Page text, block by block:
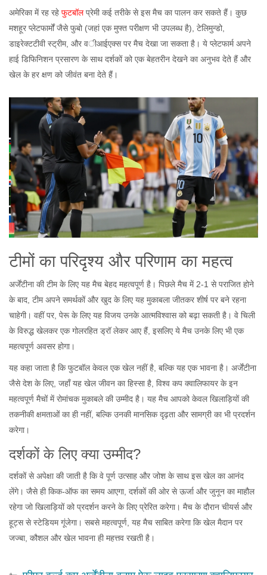
अमेरिका में रह रहे फुटबॉलप्रेमी कई तरीके से इस मैच का पालन कर सकते हैं। कुछ
मशहूर प्लेटफार्मों जैसे फुबो (जहां एक मुफ्त परीक्षण भी उपलब्ध है), टेलिमुन्डो,
डाइरेक्टटीवी स्ट्रीम, और वीआईएक्स पर मैच देखा जा सकता है। ये प्लेटफार्म अपने
हाई डिफिनिशन प्रसारण के साथ दर्शकों को एक बेहतरीन देखने का अनुभव देते हैं और
खेल के हर क्षण को जीवंत बना देते हैं।
टीमों का परिदृश्य और परिणाम का महत्व
अर्जेंटीना की टीम के लिए यह मैच बेहद महत्वपूर्ण है। पिछले मैच में 2-1 से पराजित होने
के बाद, टीम अपने समर्थकों और खुद के लिए यह मुकाबला जीतकर शीर्ष पर बने रहना
चाहेगी। वहीं पर, पेरू के लिए यह विजय उनके आत्मविश्वास को बढ़ा सकती है। वे चिली
के विरुद्ध खेलकर एक गोलरहित ड्रॉ लेकर आए हैं, इसलिए ये मैच उनके लिए भी एक
महत्वपूर्ण अवसर होगा।
यह कहा जाता है कि फुटबॉल केवल एक खेल नहीं है, बल्कि यह एक भावना है। अर्जेंटीना
जैसे देश के लिए, जहाँ यह खेल जीवन का हिस्सा है, विश्व कप क्वालिफायर के इन
महत्वपूर्ण मैचों में रोमांचक मुकाबले की उम्मीद है। यह मैच आपको केवल खिलाड़ियों की
तकनीकी क्षमताओं का ही नहीं, बल्कि उनकी मानसिक दृढ़ता और सामग्री का भी प्रदर्शन
करेगा।
दर्शकों के लिए क्या उम्मीद?
दर्शकों से अपेक्षा की जाती है कि वे पूर्ण उत्साह और जोश के साथ इस खेल का आनंद
लेंगे। जैसे ही किक-ऑफ का समय आएगा, दर्शकों की ओर से ऊर्जा और जुनून का माहौल
रहेगा जो खिलाड़ियों को प्रदर्शन करने के लिए प्रेरित करेगा। मैच के दौरान चीयर्स और
हूट्स से स्टेडियम गूंजेगा। सबसे महत्वपूर्ण, यह मैच साबित करेगा कि खेल मैदान पर
जज्बा, कौशल और खेल भावना ही महत्तव रखती है।